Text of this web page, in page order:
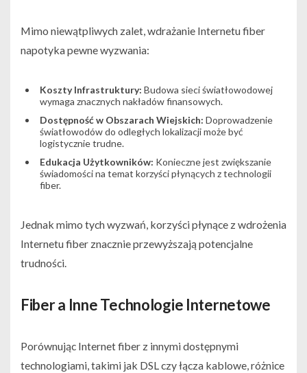
Mimo niewątpliwych zalet, wdrażanie Internetu fiber
napotyka pewne wyzwania:
Koszty Infrastruktury: Budowa sieci światłowodowej
wymaga znacznych nakładów finansowych.
Dostępność w Obszarach Wiejskich: Doprowadzenie
światłowodów do odległych lokalizacji może być
logistycznie trudne.
Edukacja Użytkowników: Konieczne jest zwiększanie
świadomości na temat korzyści płynących z technologii
fiber.
Jednak mimo tych wyzwań, korzyści płynące z wdrożenia
Internetu fiber znacznie przewyższają potencjalne
trudności.
Fiber a Inne Technologie Internetowe
Porównując Internet fiber z innymi dostępnymi
technologiami, takimi jak DSL czy łącza kablowe, różnice